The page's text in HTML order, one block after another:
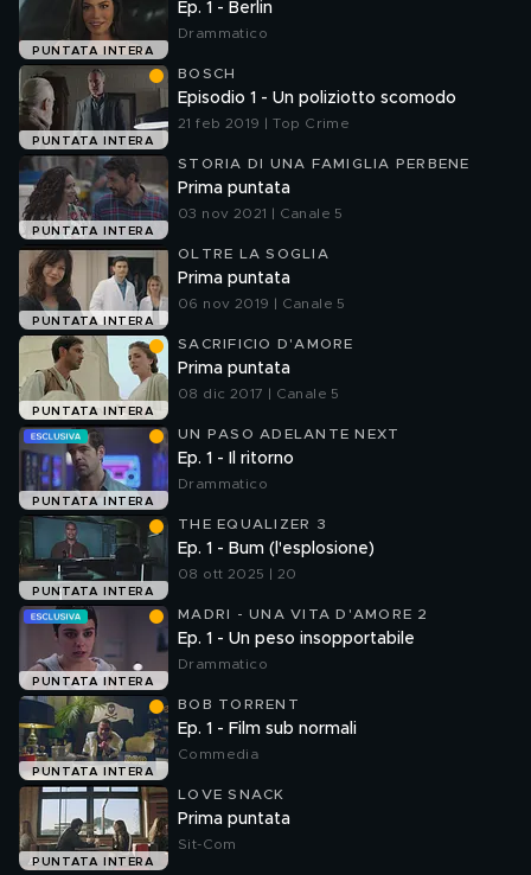
PUNTATA INTERA
Ep. 1 - Berlin
Drammatico
PUNTATA INTERA
BOSCH
Episodio 1 - Un poliziotto scomodo
21 feb 2019 | Top Crime
PUNTATA INTERA
STORIA DI UNA FAMIGLIA PERBENE
Prima puntata
03 nov 2021 | Canale 5
PUNTATA INTERA
OLTRE LA SOGLIA
Prima puntata
06 nov 2019 | Canale 5
PUNTATA INTERA
SACRIFICIO D'AMORE
Prima puntata
08 dic 2017 | Canale 5
PUNTATA INTERA
UN PASO ADELANTE NEXT
Ep. 1 - Il ritorno
Drammatico
PUNTATA INTERA
THE EQUALIZER 3
Ep. 1 - Bum (l'esplosione)
08 ott 2025 | 20
PUNTATA INTERA
MADRI - UNA VITA D'AMORE 2
Ep. 1 - Un peso insopportabile
Drammatico
PUNTATA INTERA
BOB TORRENT
Ep. 1 - Film sub normali
Commedia
PUNTATA INTERA
LOVE SNACK
Prima puntata
Sit-Com